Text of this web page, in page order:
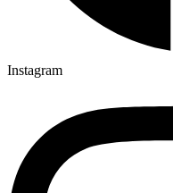
Instagram